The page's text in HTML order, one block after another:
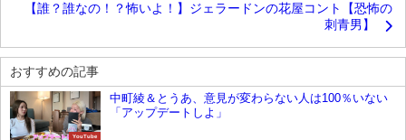
【誰？誰なの！？怖いよ！】ジェラードンの花屋コント【恐怖の
刺青男】
おすすめの記事
YouTube
中町綾＆とうあ、意見が変わらない人は100％いない
「アップデートしよ」